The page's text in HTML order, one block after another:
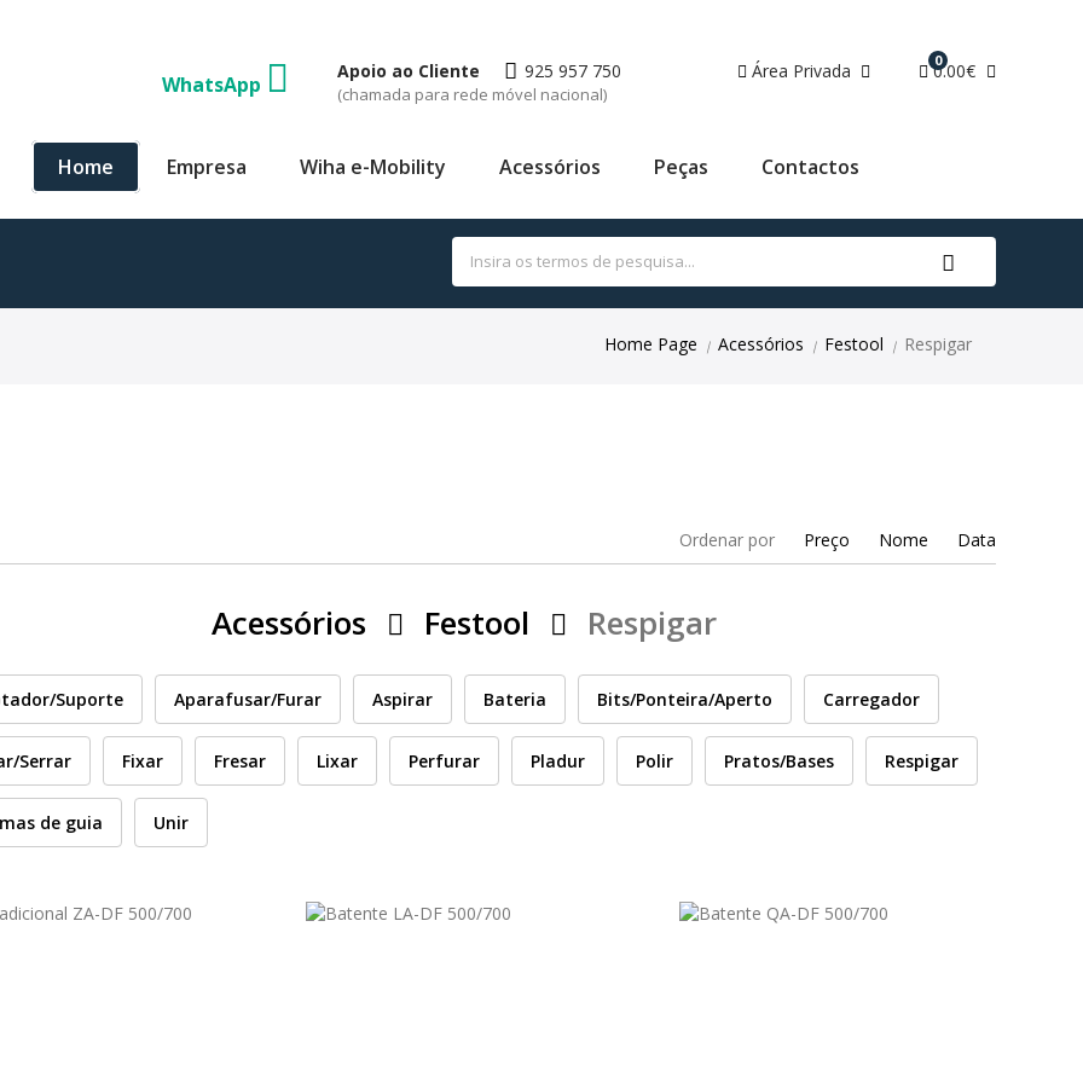
WhatsApp
Apoio ao Cliente 925 957 750
(chamada para rede móvel nacional)
Área Privada 0
0.00€
Home Empresa Wiha e-Mobility Acessórios Peças Contactos
Home Page | Acessórios | Festool | Respigar
Ordenar por Preço Nome Data
Acessórios Festool Respigar
Suporte Aparafusar/Furar Aspirar Bateria Bits/Ponteira/Aperto Carregador
Serrar Fixar Fresar Lixar Perfurar Pladur Polir Pratos/Bases Respigar
de guia Unir